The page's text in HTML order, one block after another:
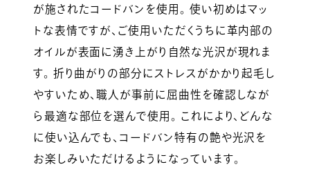
が施されたコードバンを使用。 使い初めはマッ
トな表情ですが、ご使用いただくうちに革内部の
オイルが表面に湧き上がり自然な光沢が現れま
す。 折り曲がりの部分にストレスがかかり起毛し
やすいため、職人が事前に屈曲性を確認しなが
ら最適な部位を選んで使用。 これにより、どんな
に使い込んでも、コードバン特有の艶や光沢を
お楽しみいただけるようになっています。